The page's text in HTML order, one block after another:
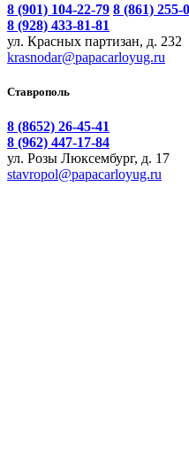
8 (901) 104-22-79 8 (861) 255-
8 (928) 433-81-81
ул. Красных партизан, д. 232
krasnodar@papacarloyug.ru
Ставрополь
8 (8652) 26-45-41
8 (962) 447-17-84
ул. Розы Люксембург, д. 17
stavropol@papacarloyug.ru